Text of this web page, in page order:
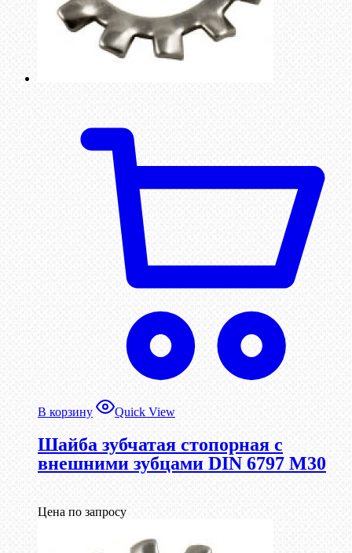
В корзину Quick View
Шайба зубчатая стопорная с
внешними зубцами DIN 6797 М30
Цена по запросу